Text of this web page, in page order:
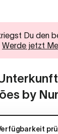
Du den
Werde jetzt
by